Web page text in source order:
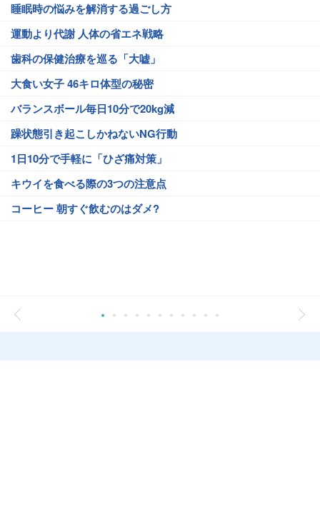
睡眠時の悩みを解消する過ごし方
運動より代謝 人体の省エネ戦略
歯科の保健治療を巡る「大嘘」
大食い女子 46キロ体型の秘密
バランスボール毎日10分で20kg減
躁状態引き起こしかねないNG行動
1日10分で手軽に「ひざ痛対策」
キウイを食べる際の3つの注意点
コーヒー 朝すぐ飲むのはダメ?